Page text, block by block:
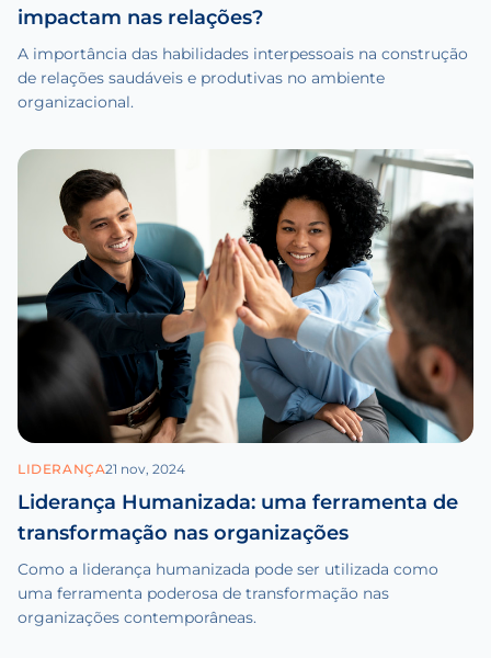
impactam nas relações?
A importância das habilidades interpessoais na construção
de relações saudáveis e produtivas no ambiente
organizacional.
LIDERANÇA21 nov, 2024
Liderança Humanizada: uma ferramenta de
transformação nas organizações
Como a liderança humanizada pode ser utilizada como
uma ferramenta poderosa de transformação nas
organizações contemporâneas.